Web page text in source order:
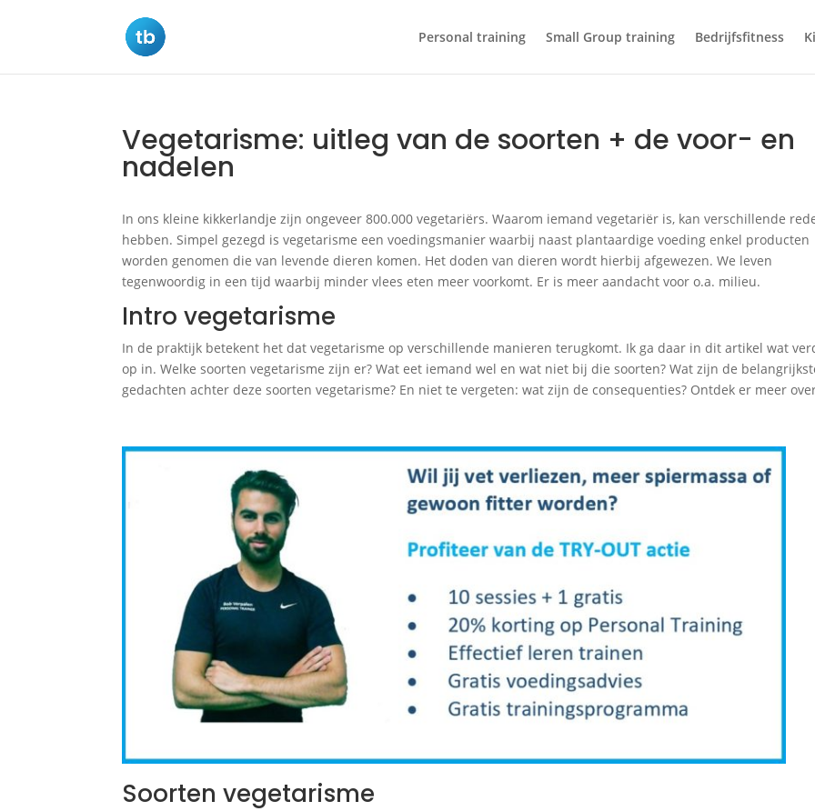
Personal training Small Group training Bedrijfsfitness
Vegetarisme: uitleg van de soorten + de voor- en
nadelen
In ons kleine kikkerlandje zijn ongeveer 800.000 vegetariërs. Waarom iemand vegetariër is, kan verschillende
hebben. Simpel gezegd is vegetarisme een voedingsmanier waarbij naast plantaardige voeding enkel producten
worden genomen die van levende dieren komen. Het doden van dieren wordt hierbij afgewezen. We leven
tegenwoordig in een tijd waarbij minder vlees eten meer voorkomt. Er is meer aandacht voor o.a. milieu.
Intro vegetarisme
In de praktijk betekent het dat vegetarisme op verschillende manieren terugkomt. Ik ga daar in dit artikel wat
op in. Welke soorten vegetarisme zijn er? Wat eet iemand wel en wat niet bij die soorten? Wat zijn de
gedachten achter deze soorten vegetarisme? En niet te vergeten: wat zijn de consequenties? Ontdek er meer
Soorten vegetarisme